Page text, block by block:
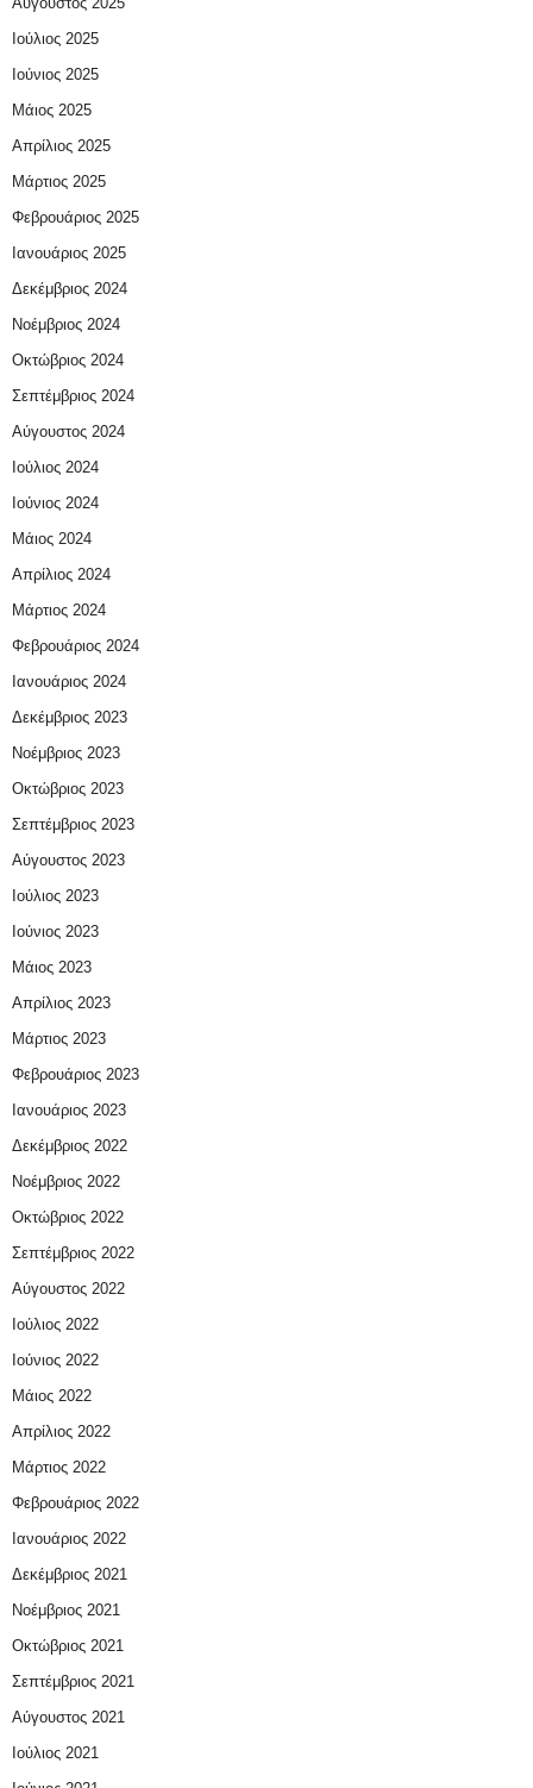
Ιούλιος 2025
Ιούνιος 2025
Μάιος 2025
Απρίλιος 2025
Μάρτιος 2025
Φεβρουάριος 2025
Ιανουάριος 2025
Δεκέμβριος 2024
Νοέμβριος 2024
Οκτώβριος 2024
Σεπτέμβριος 2024
Αύγουστος 2024
Ιούλιος 2024
Ιούνιος 2024
Μάιος 2024
Απρίλιος 2024
Μάρτιος 2024
Φεβρουάριος 2024
Ιανουάριος 2024
Δεκέμβριος 2023
Νοέμβριος 2023
Οκτώβριος 2023
Σεπτέμβριος 2023
Αύγουστος 2023
Ιούλιος 2023
Ιούνιος 2023
Μάιος 2023
Απρίλιος 2023
Μάρτιος 2023
Φεβρουάριος 2023
Ιανουάριος 2023
Δεκέμβριος 2022
Νοέμβριος 2022
Οκτώβριος 2022
Σεπτέμβριος 2022
Αύγουστος 2022
Ιούλιος 2022
Ιούνιος 2022
Μάιος 2022
Απρίλιος 2022
Μάρτιος 2022
Φεβρουάριος 2022
Ιανουάριος 2022
Δεκέμβριος 2021
Νοέμβριος 2021
Οκτώβριος 2021
Σεπτέμβριος 2021
Αύγουστος 2021
Ιούλιος 2021